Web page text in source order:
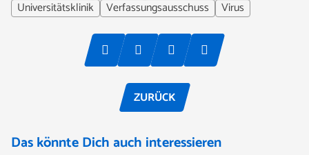
Universitätsklinik
Verfassungsausschuss Virus
ZURÜCK
Das könnte Dich auch interessieren